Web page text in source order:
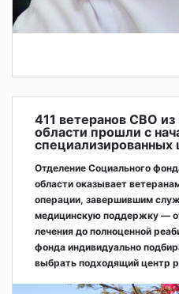
411 ветеранов СВО
области прошли с
Отделение Социального
области оказывает
операции, завершившим
медицинскую поддержку —
лечения до полноценной
фонда индивидуально
выбрать подходящий центр